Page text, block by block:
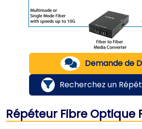
Demande de
Recherchez un
Répéteur Fibre Optique